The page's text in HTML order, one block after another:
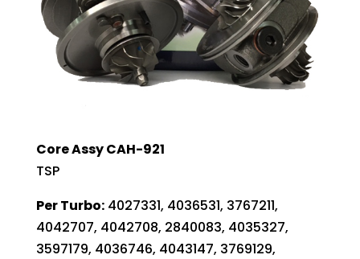
Core Assy CAH-921
TSP
Per Turbo:4027331, 4036531, 3767211,
4042707, 4042708, 2840083, 4035327,
3597179, 4036746, 4043147, 3769129,